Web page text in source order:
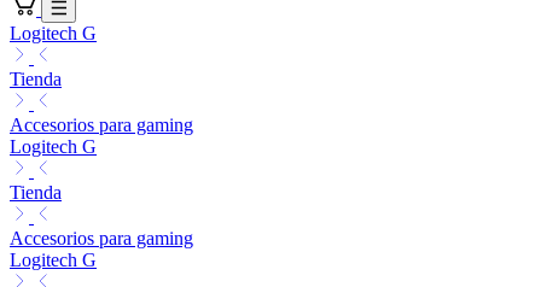
Logitech G
Tienda
Accesorios para gaming
Logitech G
Tienda
Accesorios para gaming
Logitech G